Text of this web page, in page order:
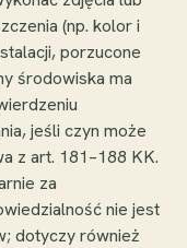
(np. kolor i
porzucone
środowiska ma
jeśli czyn może
z art. 181–188 KK.
za
nie jest
dotyczy również